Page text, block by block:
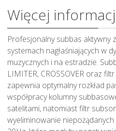
Więcej
Profesjonalny subbas aktywny
systemach nagłaśniających w
muzycznych i na estradzie.
LIMITER, CROSSOVER oraz
zapewnia optymalny rozkład
współpracy kolumny
satelitami, natomiast filtr
wyeliminowanie